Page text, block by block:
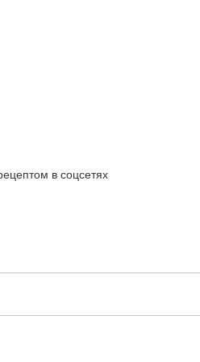
в соцсетях